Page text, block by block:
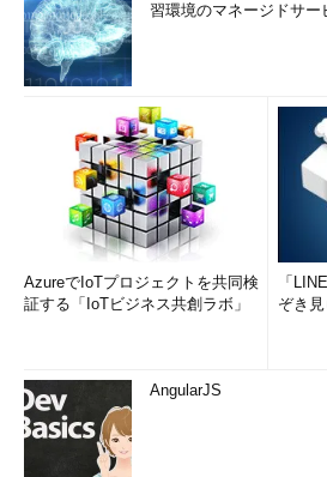
習環境のマネージドサー
AzureでIoTプロジェクトを共同検
証する「IoTビジネス共創ラボ」
「
ぞき
AngularJS